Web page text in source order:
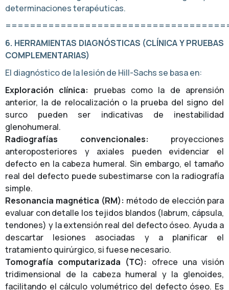
determinaciones terapéuticas.
6. HERRAMIENTAS DIAGNÓSTICAS (CLÍNICA Y PRUEBAS
COMPLEMENTARIAS)
El diagnóstico de la lesión de Hill-Sachs se basa en:
Exploración clínica:
pruebas como la de aprensión
anterior, la de relocalización o la prueba del signo del
surco pueden ser indicativas de inestabilidad
glenohumeral.
Radiografías convencionales: proyecciones
anteroposteriores y axiales pueden evidenciar el
defecto en la cabeza humeral. Sin embargo, el tamaño
real del defecto puede subestimarse con la radiografía
simple.
Resonancia magnética (RM): método de elección para
evaluar con detalle los tejidos blandos (labrum, cápsula,
tendones) y la extensión real del defecto óseo. Ayuda a
descartar lesiones asociadas y a planificar el
tratamiento quirúrgico, si fuese necesario.
Tomografía computarizada (TC): ofrece una visión
tridimensional de la cabeza humeral y la glenoides,
facilitando el cálculo volumétrico del defecto óseo. Es